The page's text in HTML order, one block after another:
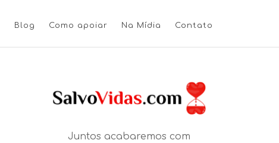
Blog Como apoiar Na Mídia Contato
Juntos acabaremos com